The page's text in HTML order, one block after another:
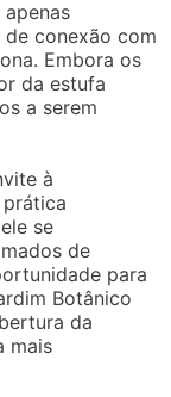
de conexão com
Embora os
da estufa
a serem
à
se
de
para
Botânico
da
mais